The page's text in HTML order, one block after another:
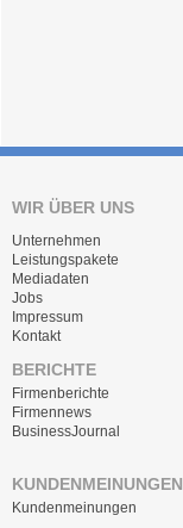
WIR ÜBER UNS
Unternehmen
Leistungspakete
Mediadaten
Jobs
Impressum
Kontakt
BERICHTE
Firmenberichte
Firmennews
BusinessJournal
KUNDENMEINUNGEN
Kundenmeinungen